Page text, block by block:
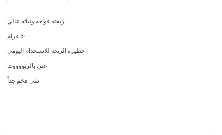
ريحته فواحه وثباته عالي
٥٠ غرام
خطيره الريحه للاستخدام اليومي
غني بالزيووووت
شي فخم جداً